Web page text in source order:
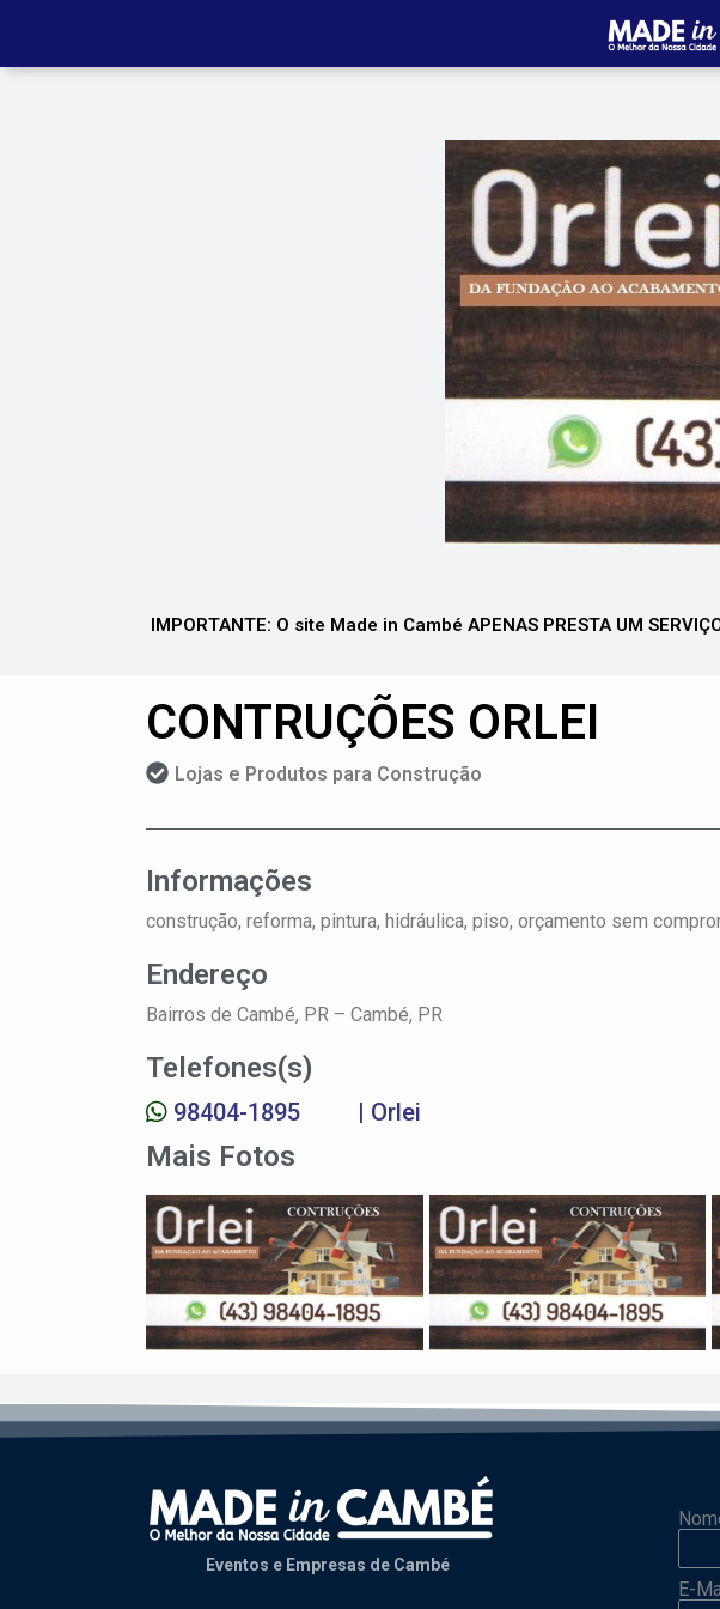
IMPORTANTE: O site Made in Cambé APENAS PRESTA UM
CONTRUÇÕES ORLEI
Lojas e Produtos para Construção
Informações
construção, reforma, pintura, hidráulica, piso, orçamento sem
Endereço
Bairros de Cambé, PR – Cambé, PR
Telefones(s)
98404-1895 | Orlei
Mais Fotos
Eventos e Empresas de Cambé
E-